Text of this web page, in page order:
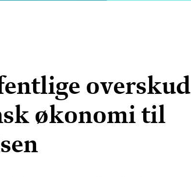
overskud
økonomi til